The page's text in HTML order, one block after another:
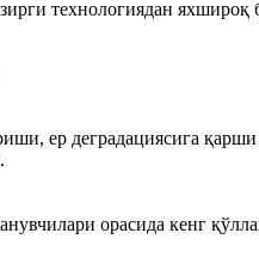
технологиядан
ер деградациясига
орасида кенг